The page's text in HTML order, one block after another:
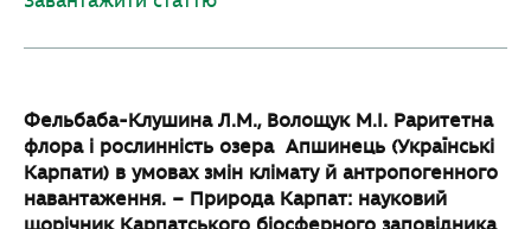
Фельбаба-Клушина Л.М., Волощук М.І. Раритетна
флора і рослинність озера Апшинець (Українські
Карпати) в умовах змін клімату й антропогенного
навантаження. – Природа Карпат: науковий